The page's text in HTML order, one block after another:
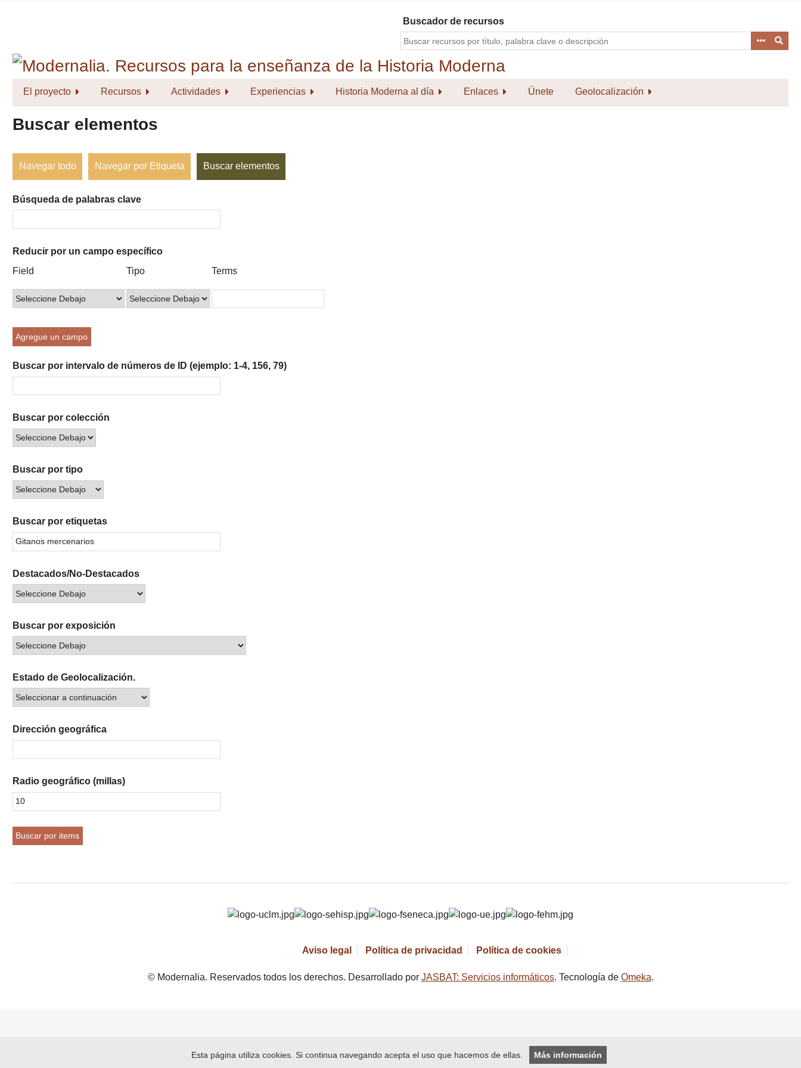
Buscador de recursos
El proyecto Recursos Actividades Experiencias Historia Moderna al día Enlaces Únete Geolocalización
Buscar elementos
Navegar todo Navegar por Etiqueta Buscar elementos
Búsqueda de palabras clave
of
rows
in
por
un
campo
específico":
Reducir por un campo específico
Campo
búsqueda
Tipo
búsqueda
Términos
búsqueda
Ensamblador
Búsqueda
Field Tipo Terms
Agregue un campo
Buscar por intervalo de números de ID (ejemplo: 1-4, 156, 79)
Buscar por colección
Buscar por tipo
Buscar por etiquetas
Destacados/No-Destacados
Buscar por exposición
Estado de Geolocalización.
Dirección geográfica
Radio geográfico (millas)
Aviso legal Política de privacidad Política de cookies
© Modernalia. Reservados todos los derechos. Desarrollado por JASBAT: Servicios informáticos. Tecnología de Omeka.
Esta página utiliza cookies. Si continua navegando acepta el uso que hacemos de ellas. Más información